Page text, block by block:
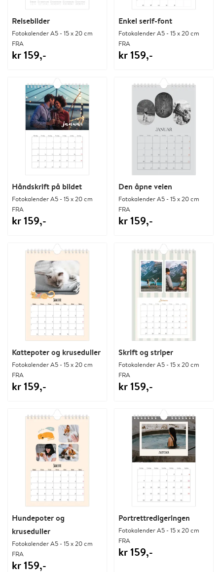
Reisebilder
Fotokalender A5 - 15 x 20 cm
FRA
kr 159,-
Enkel serif-font
Fotokalender A5 - 15 x 20 cm
FRA
kr 159,-
Håndskrift på bildet
Fotokalender A5 - 15 x 20 cm
FRA
kr 159,-
Den åpne veien
Fotokalender A5 - 15 x 20 cm
FRA
kr 159,-
Kattepoter og kruseduller
Fotokalender A5 - 15 x 20 cm
FRA
kr 159,-
Skrift og striper
Fotokalender A5 - 15 x 20 cm
FRA
kr 159,-
Hundepoter og
kruseduller
Fotokalender A5 - 15 x 20 cm
FRA
kr 159,-
Portrettredigeringen
Fotokalender A5 - 15 x 20 cm
FRA
kr 159,-